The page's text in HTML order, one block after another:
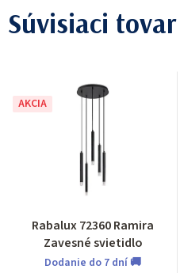
Súvisiaci tovar
AKCIA
Rabalux 72360 Ramira
Zavesné svietidlo
Dodanie do 7 dní 🚚